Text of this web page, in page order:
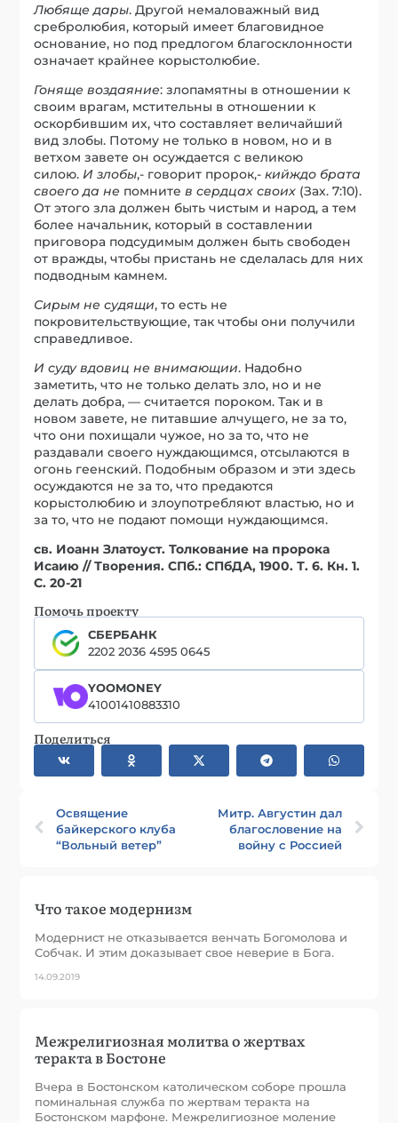
Любяще дары. Другой немаловажный вид
сребролюбия, который имеет благовидное
основание, но под предлогом благосклонности
означает крайнее корыстолюбие.
Гоняще воздаяние: злопамятны в отношении к
своим врагам, мстительны в отношении к
оскорбившим их, что составляет величайший
вид злобы. Потому не только в новом, но и в
ветхом завете он осуждается с великою
силою. И злобы,- говорит пророк,-кийждо брата
своего да не помните в сердцах своих (Зах. 7:10).
От этого зла должен быть чистым и народ, а тем
более начальник, который в составлении
приговора подсудимым должен быть свободен
от вражды, чтобы пристань не сделалась для них
подводным камнем.
Сирым не судящи, то есть не
покровительствующие, так чтобы они получили
справедливое.
И суду вдовиц не внимающии. Надобно
заметить, что не только делать зло, но и не
делать добра, — считается пороком. Так и в
новом завете, не питавшие алчущего, не за то,
что они похищали чужое, но за то, что не
раздавали своего нуждающимся, отсылаются в
огонь геенский. Подобным образом и эти здесь
осуждаются не за то, что предаются
корыстолюбию и злоупотребляют властью, но и
за то, что не подают помощи нуждающимся.
св. Иоанн Златоуст. Толкование на пророка
Исаию // Творения. СПб.: СПбДА, 1900. Т. 6. Кн. 1.
С. 20-21
Помочь проекту
СБЕРБАНК
2202 2036 4595 0645
YOOMONEY
41001410883310
Поделиться
Освящение
байкерского клуба
“Вольный ветер”
Митр. Августин дал
благословение на
войну с Россией
Что такое модернизм
Модернист не отказывается венчать Богомолова и
Собчак. И этим доказывает свое неверие в Бога.
14.09.2019
Межрелигиозная молитва о жертвах
теракта в Бостоне
Вчера в Бостонском католическом соборе прошла
поминальная служба по жертвам теракта на
Бостонском марфоне. Межрелигиозное моление